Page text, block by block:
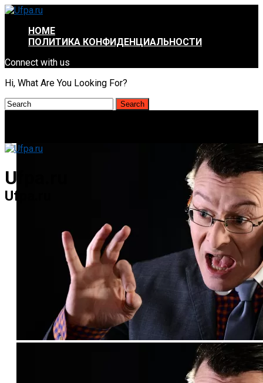
HOME
ПОЛИТИКА КОНФИДЕНЦИАЛЬНОСТИ
Connect with us
Hi, What Are You Looking For?
Ufpa.ru
Ufpa.ru